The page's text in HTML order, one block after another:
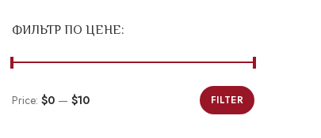
ФИЛЬТР ПО ЦЕНЕ:
FILTER
Price: $0 — $10